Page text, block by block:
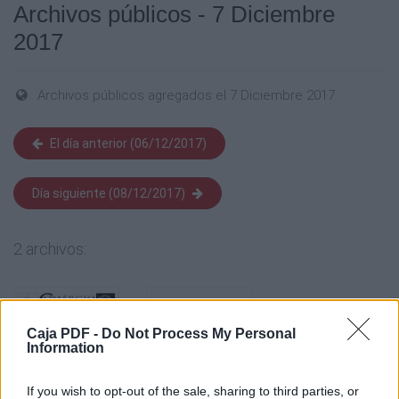
Caja PDF - Do Not Process My Personal
Information
If you wish to opt-out of the sale, sharing to third parties, or
Archivos públicos - 7 Diciembre
2017
Archivos públicos agregados el 7 Diciembre 2017
El día anterior (06/12/2017)
Día siguiente (08/12/2017)
2 archivos: